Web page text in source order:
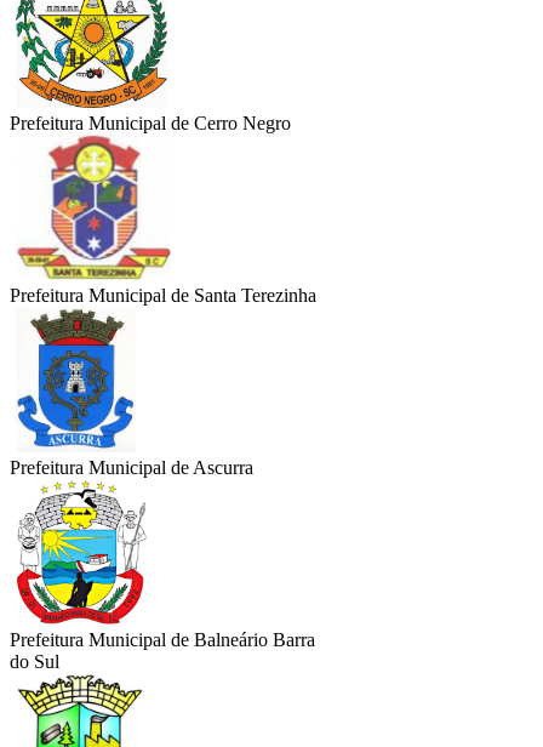
Prefeitura Municipal de Cerro Negro
Prefeitura Municipal de Santa Terezinha
Prefeitura Municipal de Ascurra
Prefeitura Municipal de Balneário Barra
do Sul